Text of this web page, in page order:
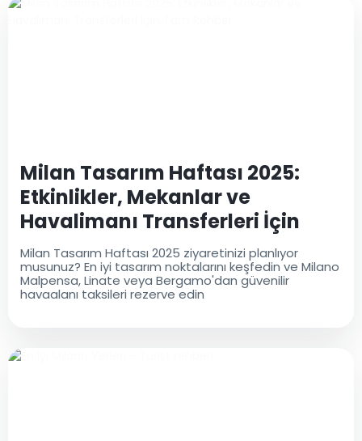
Milan Tasarım Haftası 2025:
Etkinlikler, Mekanlar ve
Havalimanı Transferleri İçin
Tam Rehber
Milan Tasarım Haftası 2025 ziyaretinizi planlıyor
musunuz? En iyi tasarım noktalarını keşfedin ve Milano
Malpensa, Linate veya Bergamo'dan güvenilir
havaalanı taksileri rezerve edin